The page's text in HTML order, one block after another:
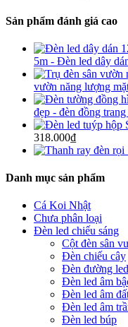
Sản phẩm đánh giá cao
5m - Đèn led dây
vườn năng lượng
đẹp - đèn đồng
318.000₫
Danh mục sản phẩm
Cá Koi Nhật
Chưa phân loại
Đèn led chiếu sáng
Cột đèn sân
Đèn chiếu cây
Đèn đường led
Đèn led âm
Đèn led âm
Đèn led âm
Đèn led búp